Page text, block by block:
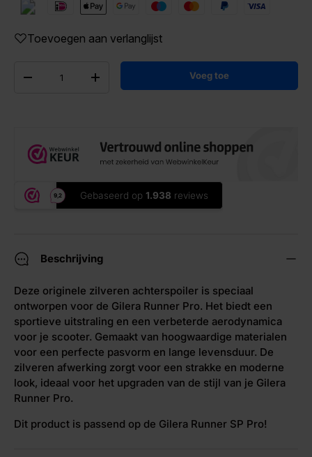
Toevoegen aan verlanglijst
-
+
Voeg toe
Beschrijving
Deze originele zilveren achterspoiler is speciaal
ontworpen voor de Gilera Runner Pro. Het biedt een
sportieve uitstraling en een verbeterde aerodynamica
voor je scooter. Gemaakt van hoogwaardige materialen
voor een perfecte pasvorm en lange levensduur. De
zilveren afwerking zorgt voor een strakke en moderne
look, ideaal voor het upgraden van de stijl van je Gilera
Runner Pro.
Dit product is passend op de Gilera Runner SP Pro!